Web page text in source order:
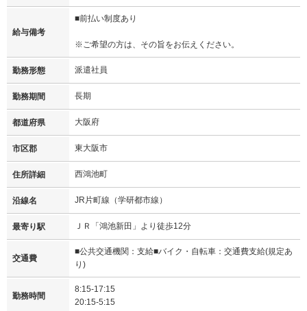
給与備考
■前払い制度あり
※ご希望の方は、その旨をお伝えください。
勤務形態 派遣社員
勤務期間 長期
都道府県 大阪府
市区郡 東大阪市
住所詳細 西鴻池町
沿線名 JR片町線（学研都市線）
最寄り駅 ＪＲ「鴻池新田」より徒歩12分
交通費
■公共交通機関：支給■バイク・自転車：交通費支給(規定あ
り)
勤務時間
8:15-17:15
20:15-5:15